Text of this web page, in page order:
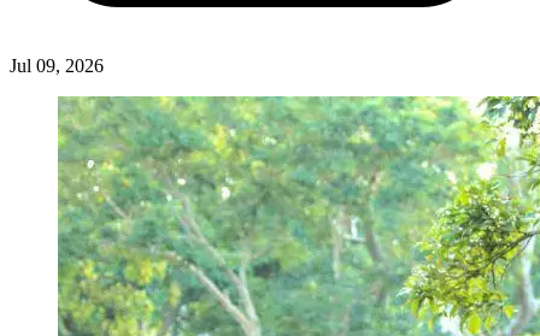
Jul 09, 2026